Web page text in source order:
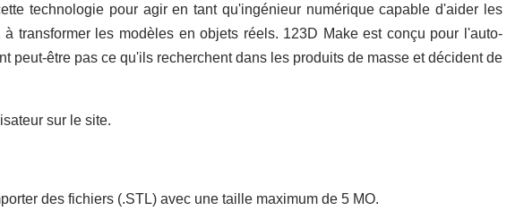
technologie pour agir en tant qu'ingénieur numérique capable d'aider les
transformer les modèles en objets réels. 123D Make est conçu pour l'auto-
peut-être pas ce qu'ils recherchent dans les produits de masse et décident de
sur le site.
des fichiers (.STL) avec une taille maximum de 5 MO.